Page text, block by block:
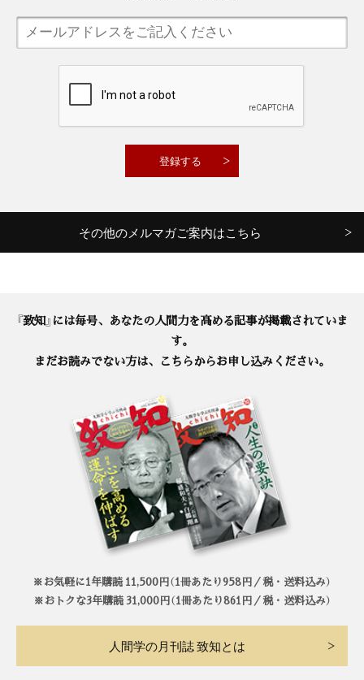
その他のメルマガご案内はこちら
『致知』には毎号、あなたの人間力を高める記事が掲載されていま
す。
まだお読みでない方は、こちらからお申し込みください。
※お気軽に1年購読 11,500円（1冊あたり958円／税・送料込み）
※おトクな3年購読 31,000円（1冊あたり861円／税・送料込み）
人間学の月刊誌 致知とは